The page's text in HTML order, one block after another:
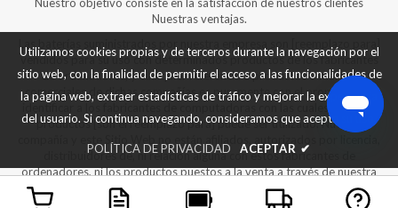
Nuestras ventajas.
vendidos para su uso con determinados productos de los fabricantes
de ordenadores, y cualquier referencia a productos o marcas
comerciales de dichas compañías es puramente con el propósito de
identificar a los fabricantes de computadoras con las cuales nuestros
productos [son el reemplazo para] puede ser utilizado. Nuestra
compañía y este Sitio Web no están afiliados, autorizados por licencia,
distribuidores de, ni relación alguna con estos fabricantes de
ordenadores, ni los productos puestos a la venta a través de nuestra
web son fabricados ni vendidos con la autorización de los fabricantes
de los equipos con los que nuestros productos [son reemplazo para]
Utilizamos cookies propias y de terceros durante la navegación por el
sitio web, con la finalidad de permitir el acceso a las funcionalidades de
la página web, extraer estadísticas de tráfico y mejorar la experiencia
del usuario. Si continua navegando, consideramos que acepta su uso.
POLÍTICA DE PRIVACIDAD ACEPTAR ✔